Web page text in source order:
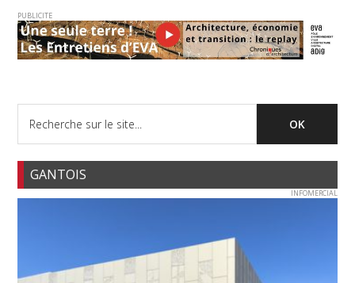
PUBLICITE
GANTOIS
INFOMERCIAL